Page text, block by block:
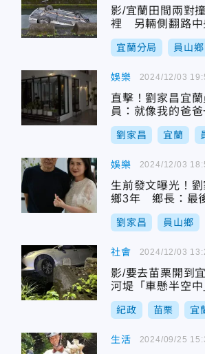
影/宜蘭田間兩對
裡 另輛側翻路中
宜蘭分局 員山鄉
娛樂
直擊！劉家昌宜
員：就像我的爸
劉家昌 宜蘭
2024/12/03
娛樂
生前發文曝光！
鄉3年 鄉長：最
劉家昌 員山鄉
2024/12/03
社會
影/要去苗栗開到
河堤「車懸半空中
紀政 苗栗 宜
2024/12/03
生活 2024/09/25